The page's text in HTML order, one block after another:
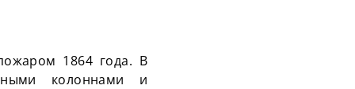
1864 года. В
колоннами и